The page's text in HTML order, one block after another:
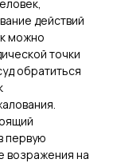
действий
можно
точки
обратиться
первую
возражения на